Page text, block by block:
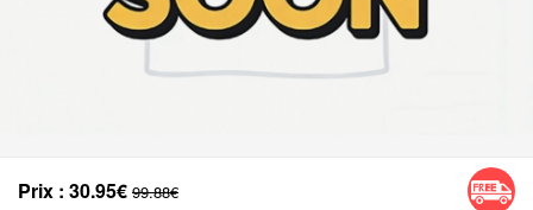
Prix : 30.95€ 99.88€